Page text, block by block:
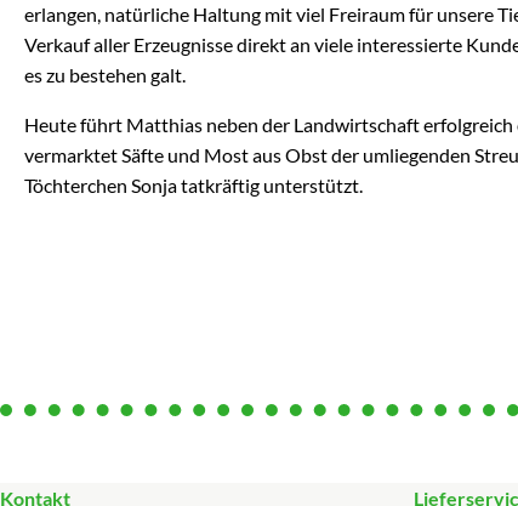
erlangen, natürliche Haltung mit viel Freiraum für unsere
Verkauf aller Erzeugnisse direkt an viele interessierte
es zu bestehen galt.
Heute führt Matthias neben der Landwirtschaft
vermarktet Säfte und Most aus Obst der umliegenden
Töchterchen Sonja tatkräftig unterstützt.
Kontakt